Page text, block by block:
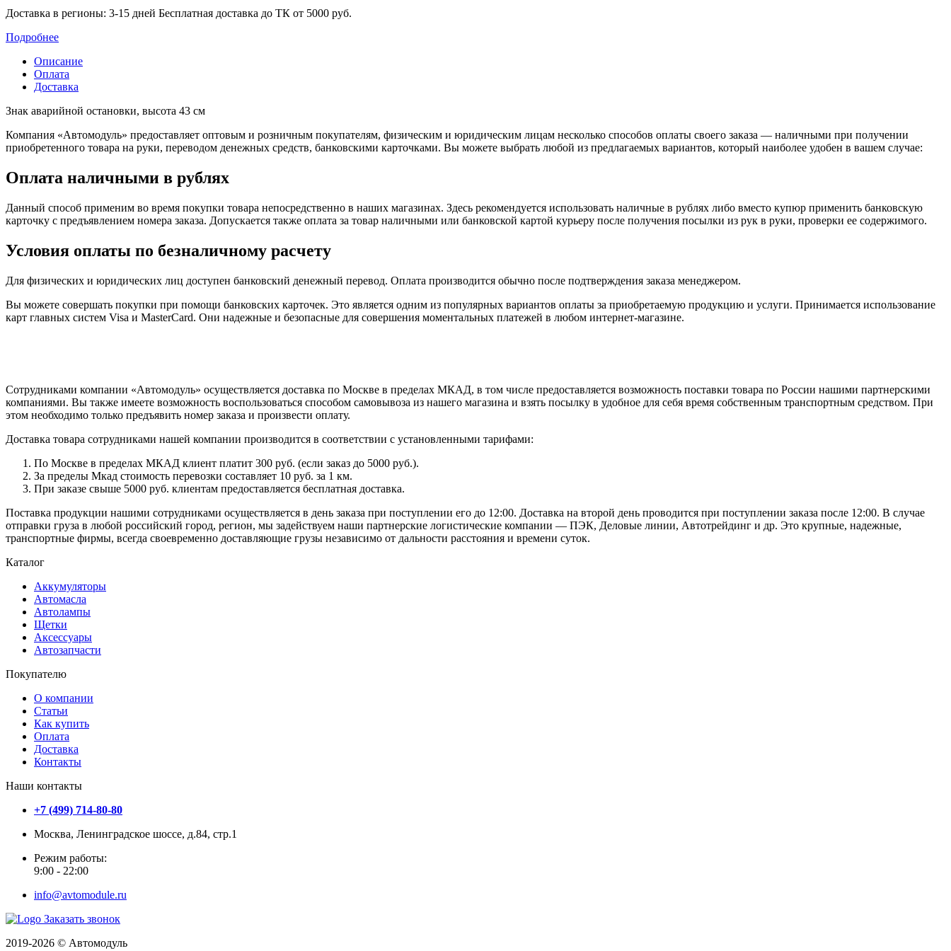
Доставка в регионы: 3-15 дней Бесплатная доставка до ТК от 5000 руб.
Подробнее
Описание
Оплата
Доставка
Знак аварийной остановки, высота 43 см
Компания «Автомодуль» предоставляет оптовым и розничным покупателям, физическим и юридическим лицам несколько способов оплаты своего заказа — наличными при получении
приобретенного товара на руки, переводом денежных средств, банковскими карточками. Вы можете выбрать любой из предлагаемых вариантов, который наиболее удобен в вашем случае:
Оплата наличными в рублях
Данный способ применим во время покупки товара непосредственно в наших магазинах. Здесь рекомендуется использовать наличные в рублях либо вместо купюр применить банковскую
карточку с предъявлением номера заказа. Допускается также оплата за товар наличными или банковской картой курьеру после получения посылки из рук в руки, проверки ее содержимого.
Условия оплаты по безналичному расчету
Для физических и юридических лиц доступен банковский денежный перевод. Оплата производится обычно после подтверждения заказа менеджером.
Вы можете совершать покупки при помощи банковских карточек. Это является одним из популярных вариантов оплаты за приобретаемую продукцию и услуги. Принимается использование
карт главных систем Visa и MasterCard. Они надежные и безопасные для совершения моментальных платежей в любом интернет-магазине.
Сотрудниками компании «Автомодуль» осуществляется доставка по Москве в пределах МКАД, в том числе предоставляется возможность поставки товара по России нашими партнерскими
компаниями. Вы также имеете возможность воспользоваться способом самовывоза из нашего магазина и взять посылку в удобное для себя время собственным транспортным средством. При
этом необходимо только предъявить номер заказа и произвести оплату.
Доставка товара сотрудниками нашей компании производится в соответствии с установленными тарифами:
По Москве в пределах МКАД клиент платит 300 руб. (если заказ до 5000 руб.).
За пределы Мкад стоимость перевозки составляет 10 руб. за 1 км.
При заказе свыше 5000 руб. клиентам предоставляется бесплатная доставка.
Поставка продукции нашими сотрудниками осуществляется в день заказа при поступлении его до 12:00. Доставка на второй день проводится при поступлении заказа после 12:00. В случае
отправки груза в любой российский город, регион, мы задействуем наши партнерские логистические компании — ПЭК, Деловые линии, Автотрейдинг и др. Это крупные, надежные,
транспортные фирмы, всегда своевременно доставляющие грузы независимо от дальности расстояния и времени суток.
Каталог
Аккумуляторы
Автомасла
Автолампы
Щетки
Аксессуары
Автозапчасти
Покупателю
О компании
Статьи
Как купить
Оплата
Доставка
Контакты
Наши контакты
+7 (499) 714-80-80
Москва, Ленинградское шоссе, д.84, стр.1
Режим работы:
9:00 - 22:00
info@avtomodule.ru
Заказать звонок
2019-2026 © Автомодуль